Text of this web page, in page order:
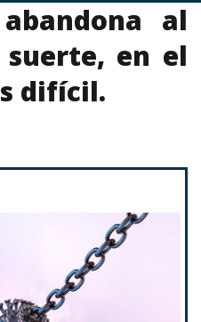
al
en el
difícil.